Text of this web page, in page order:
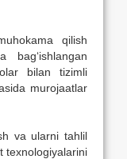
qilish
bag‘ishlangan
bilan tizimli
murojaatlar
va ularni tahlil
texnologiyalarini